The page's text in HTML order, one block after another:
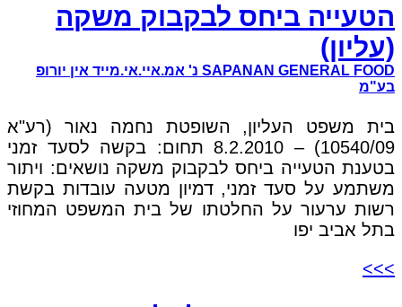
הטעייה ביחס לבקבוק משקה
(עליון)
SAPANAN GENERAL FOOD נ' אמ.איי.אי.מייד אין יורופ
בע"מ
בית משפט העליון, השופטת נחמה נאור (רע"א
10540/09) – 8.2.2010 תחום: בקשה לסעד זמני
בטענת הטעייה ביחס לבקבוק משקה נושאים: ויתור
משתמע על סעד זמני, דמיון מטעה עובדות בקשת
רשות ערעור על החלטתו של בית המשפט המחוזי
בתל אביב יפו
>>>